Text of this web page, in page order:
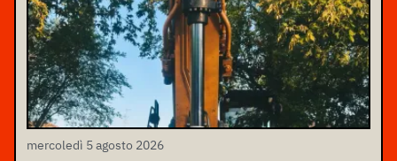
mercoledì 5 agosto 2026